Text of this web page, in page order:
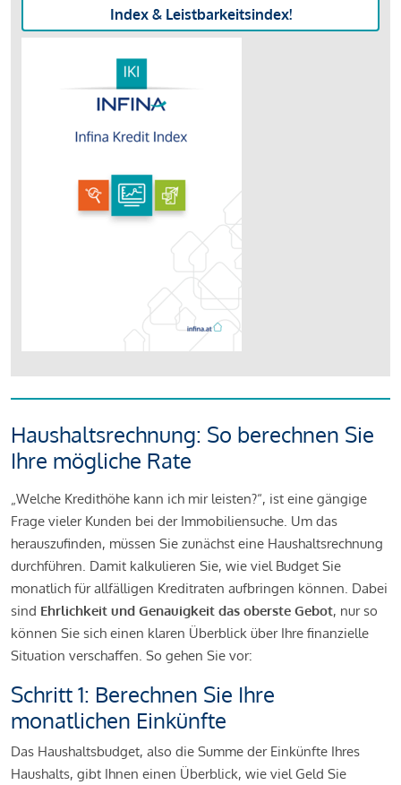
Index & Leistbarkeitsindex!
Haushaltsrechnung: So berechnen Sie
Ihre mögliche Rate
„Welche Kredithöhe kann ich mir leisten?“, ist eine gängige
Frage vieler Kunden bei der Immobiliensuche. Um das
herauszufinden, müssen Sie zunächst eine Haushaltsrechnung
durchführen. Damit kalkulieren Sie, wie viel Budget Sie
monatlich für allfälligen Kreditraten aufbringen können. Dabei
sind Ehrlichkeit und Genauigkeit das oberste Gebot, nur so
können Sie sich einen klaren Überblick über Ihre finanzielle
Situation verschaffen. So gehen Sie vor:
Schritt 1: Berechnen Sie Ihre
monatlichen Einkünfte
Das Haushaltsbudget, also die Summe der Einkünfte Ihres
Haushalts, gibt Ihnen einen Überblick, wie viel Geld Sie